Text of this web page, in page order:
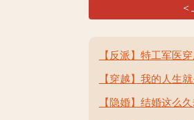
【反派】特工军医
【穿越】我的人生就
【隐婚】结婚这么